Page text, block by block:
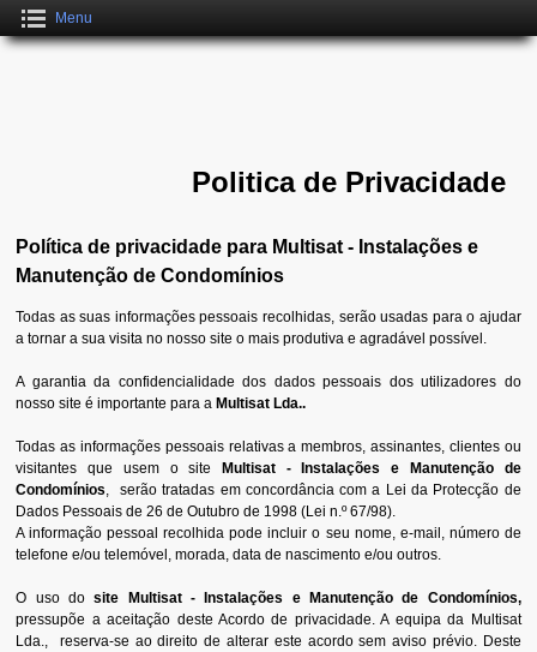
Menu
Politica de Privacidade
Política de privacidade para Multisat - Instalações e
Manutenção de Condomínios
Todas as suas informações pessoais recolhidas, serão usadas para o ajudar
a tornar a sua visita no nosso site o mais produtiva e agradável possível.
A garantia da confidencialidade dos dados pessoais dos utilizadores do
nosso site é importante para a Multisat Lda..
Todas as informações pessoais relativas a membros, assinantes, clientes ou
visitantes que usem o site
Multisat - Instalações e Manutenção de
Condomínios, serão tratadas em concordância com a Lei da Protecção de
Dados Pessoais de 26 de Outubro de 1998 (Lei n.º 67/98).
A informação pessoal recolhida pode incluir o seu nome, e-mail, número de
telefone e/ou telemóvel, morada, data de nascimento e/ou outros.
O uso dosite Multisat - Instalações e Manutenção de Condomínios,
pressupõe a aceitação deste Acordo de privacidade. A equipa da Multisat
Lda., reserva-se ao direito de alterar este acordo sem aviso prévio. Deste